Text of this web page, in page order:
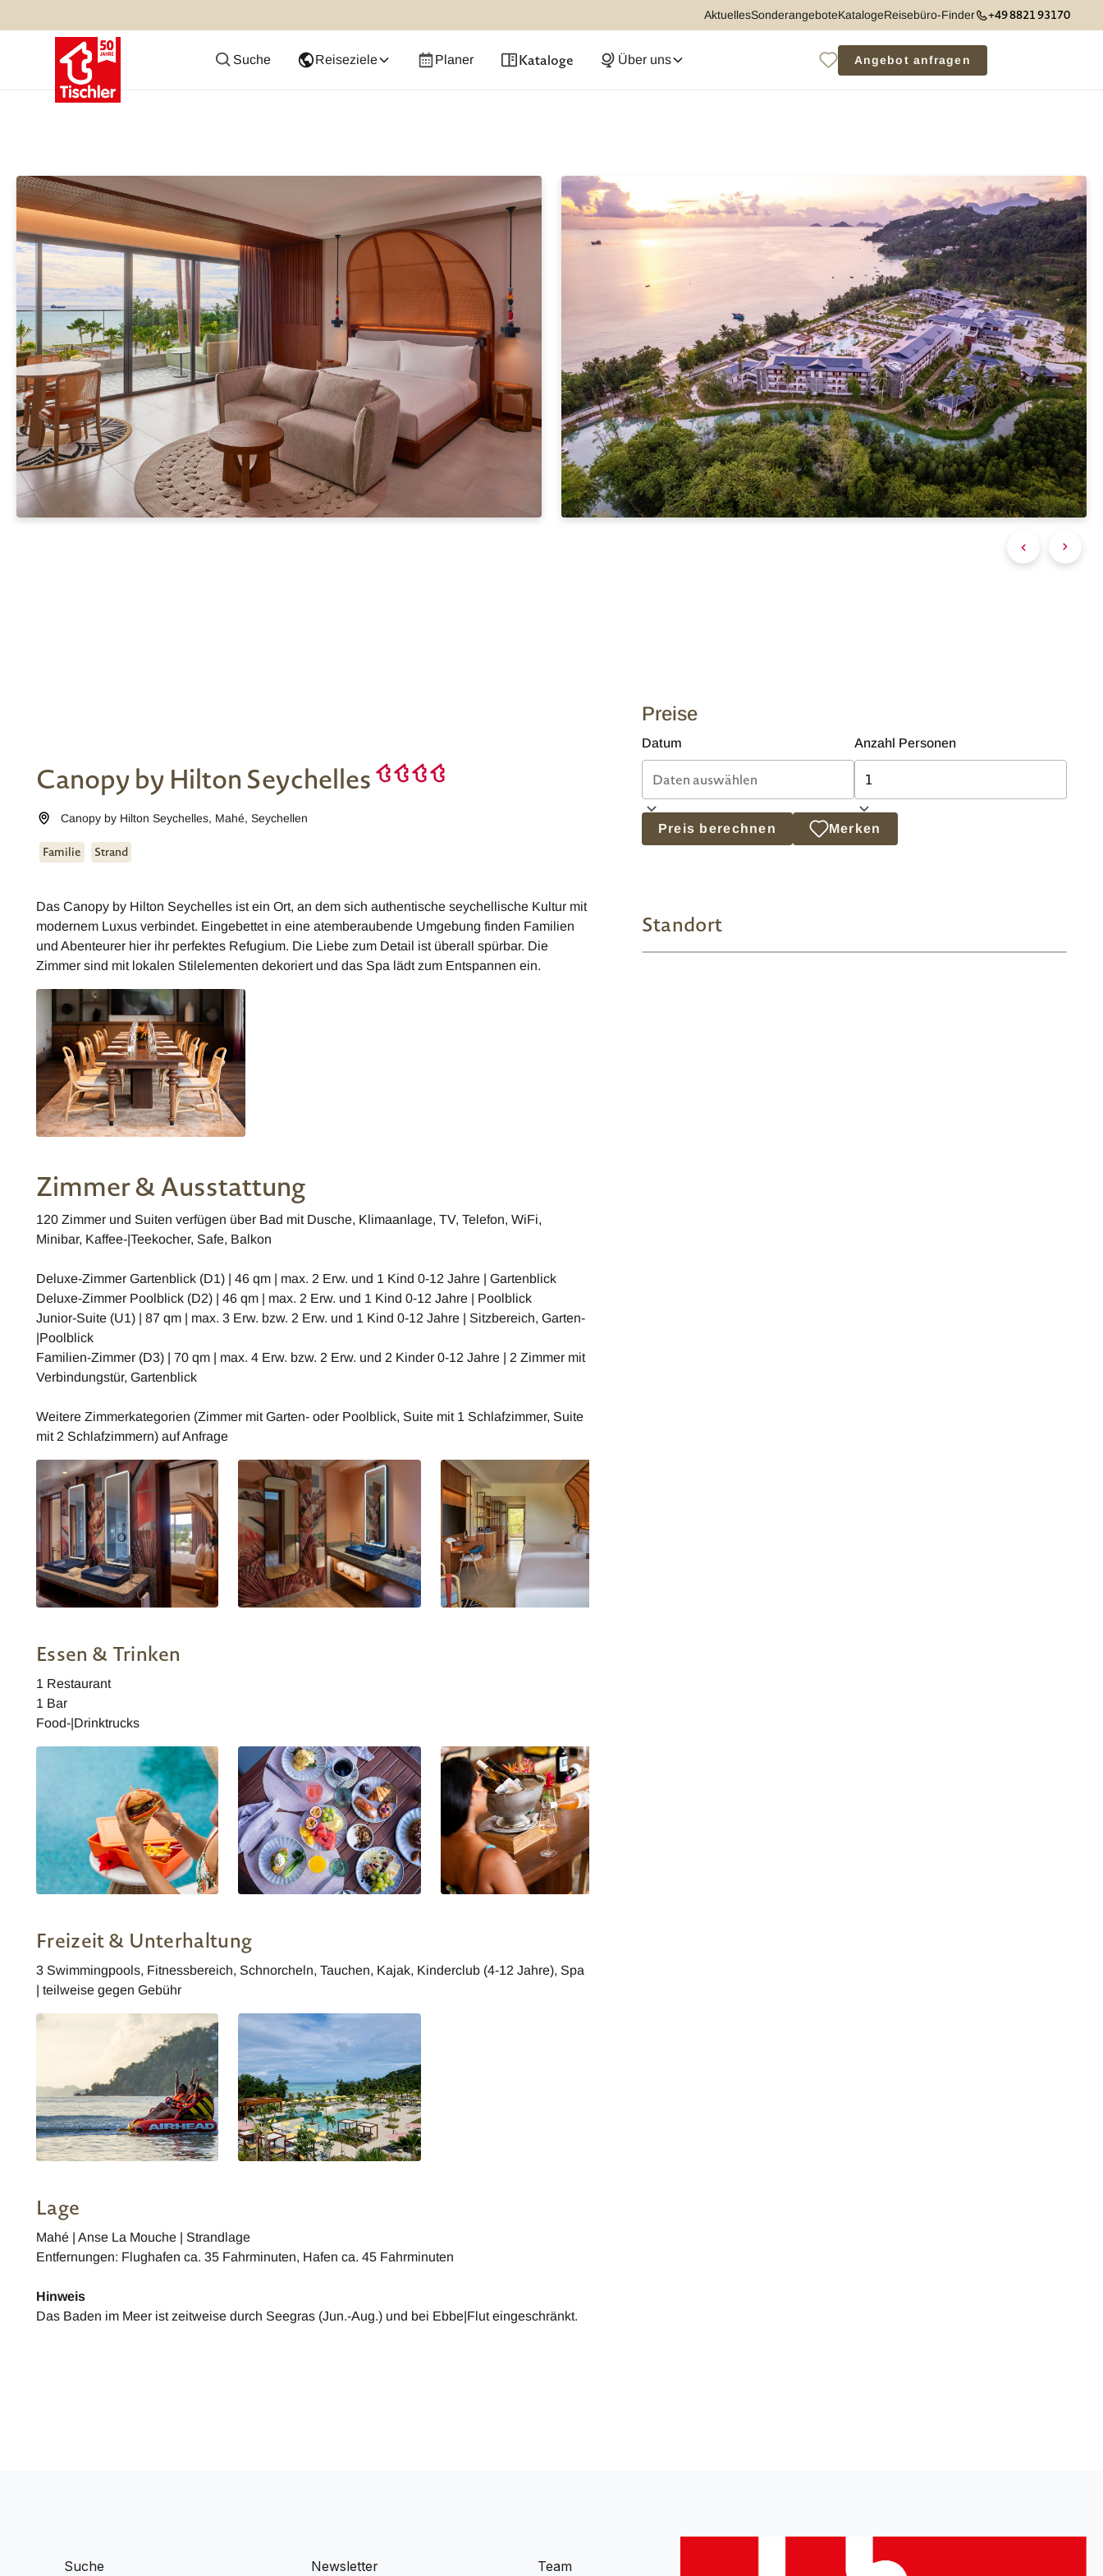
AktuellesSonderangeboteKatalogeReisebüro-Finder +49 8821 93170
Suche Reiseziele Planer Kataloge Über uns Angebot anfragen
Canopy by Hilton Seychelles
Canopy by Hilton Seychelles, Mahé,Seychellen
Familie Strand
Das Canopy by Hilton Seychelles ist ein Ort, an dem sich authentische seychellische Kultur mit
modernem Luxus verbindet. Eingebettet in eine atemberaubende Umgebung finden Familien
und Abenteurer hier ihr perfektes Refugium. Die Liebe zum Detail ist überall spürbar. Die
Zimmer sind mit lokalen Stilelementen dekoriert und das Spa lädt zum Entspannen ein.
Zimmer & Ausstattung
120 Zimmer und Suiten verfügen über Bad mit Dusche, Klimaanlage, TV, Telefon, WiFi,
Minibar, Kaffee-|Teekocher, Safe, Balkon
Deluxe-Zimmer Gartenblick (D1) | 46 qm | max. 2 Erw. und 1 Kind 0-12 Jahre | Gartenblick
Deluxe-Zimmer Poolblick (D2) | 46 qm | max. 2 Erw. und 1 Kind 0-12 Jahre | Poolblick
Junior-Suite (U1) | 87 qm | max. 3 Erw. bzw. 2 Erw. und 1 Kind 0-12 Jahre | Sitzbereich, Garten-
|Poolblick
Familien-Zimmer (D3) | 70 qm | max. 4 Erw. bzw. 2 Erw. und 2 Kinder 0-12 Jahre | 2 Zimmer mit
Verbindungstür, Gartenblick
Weitere Zimmerkategorien (Zimmer mit Garten- oder Poolblick, Suite mit 1 Schlafzimmer, Suite
mit 2 Schlafzimmern) auf Anfrage
Essen & Trinken
1 Restaurant
1 Bar
Food-|Drinktrucks
Freizeit & Unterhaltung
3 Swimmingpools, Fitnessbereich, Schnorcheln, Tauchen, Kajak, Kinderclub (4-12 Jahre), Spa
| teilweise gegen Gebühr
Lage
Mahé | Anse La Mouche | Strandlage
Entfernungen: Flughafen ca. 35 Fahrminuten, Hafen ca. 45 Fahrminuten
Hinweis
Das Baden im Meer ist zeitweise durch Seegras (Jun.-Aug.) und bei Ebbe|Flut eingeschränkt.
Preise
Datum Anzahl Personen
Preis berechnen Merken
Standort
Suche Newsletter Team